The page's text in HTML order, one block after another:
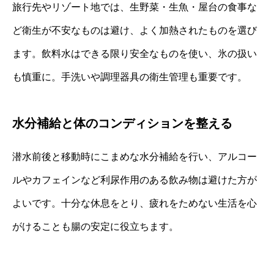
旅行先やリゾート地では、生野菜・生魚・屋台の食事な
ど衛生が不安なものは避け、よく加熱されたものを選び
ます。飲料水はできる限り安全なものを使い、氷の扱い
も慎重に。手洗いや調理器具の衛生管理も重要です。
水分補給と体のコンディションを整える
潜水前後と移動時にこまめな水分補給を行い、アルコー
ルやカフェインなど利尿作用のある飲み物は避けた方が
よいです。十分な休息をとり、疲れをためない生活を心
がけることも腸の安定に役立ちます。